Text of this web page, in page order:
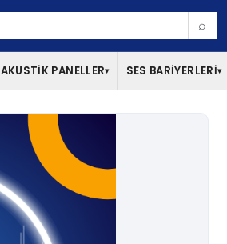
⌕
AKUSTİK PANELLER▾ SES BARİYERLERİ▾